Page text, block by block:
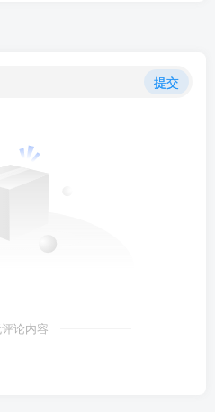
提交
论内容